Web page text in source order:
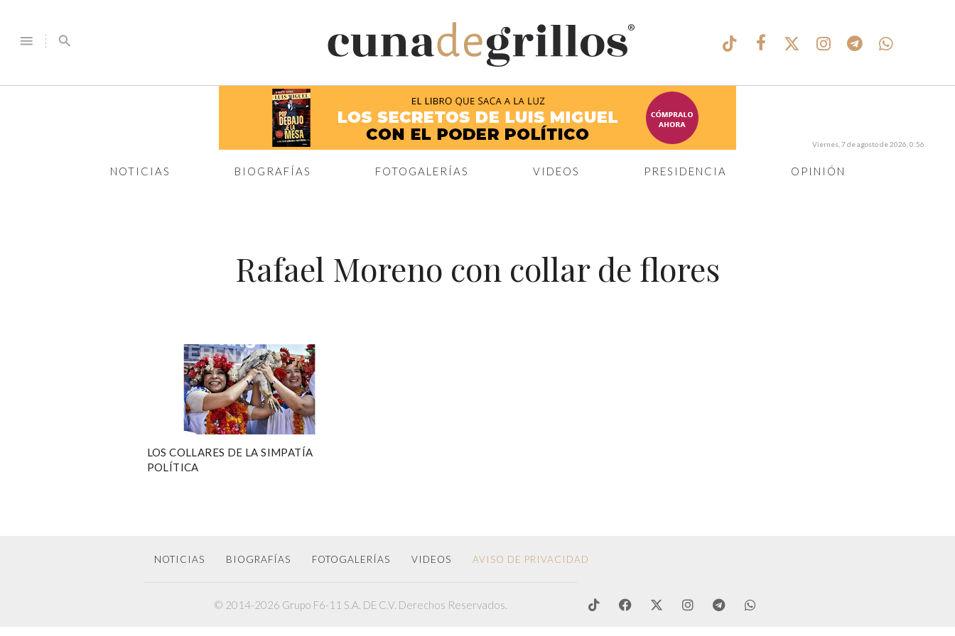
menu search
®
NOTICIAS BIOGRAFÍAS FOTOGALERÍAS VIDEOS PRESIDENCIA OPINIÓN
Viernes, 7 de agosto de 2026, 0:56
Rafael Moreno con collar de flores
LOS COLLARES DE LA SIMPATÍA
POLÍTICA
NOTICIAS BIOGRAFÍAS FOTOGALERÍAS VIDEOS AVISO DE PRIVACIDAD
© 2014-2026 Grupo F6-11 S.A. DE C.V. Derechos Reservados.